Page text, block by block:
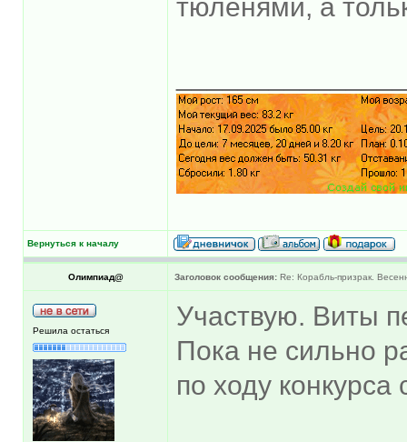
тюленями, а
Вернуться к началу
Олимпиад@ Заголовок сообщения: Re: Корабль-призрак.
Решила остаться
Участвую. Виты
Пока не сильно
по ходу